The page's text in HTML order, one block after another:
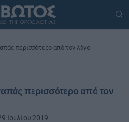
περισσότερο από τον λόγο
περισσότερο από τον
Ιουλίου 2019